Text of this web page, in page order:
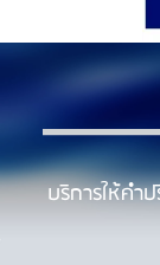
บริการให้ค